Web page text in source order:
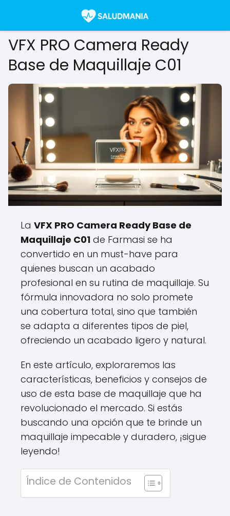
VFX PRO Camera Ready
Base de Maquillaje C01
La VFX PRO Camera Ready Base de
Maquillaje C01 de Farmasi se ha
convertido en un must-have para
quienes buscan un acabado
profesional en su rutina de maquillaje. Su
fórmula innovadora no solo promete
una cobertura total, sino que también
se adapta a diferentes tipos de piel,
ofreciendo un acabado ligero y natural.
En este artículo, exploraremos las
características, beneficios y consejos de
uso de esta base de maquillaje que ha
revolucionado el mercado. Si estás
buscando una opción que te brinde un
maquillaje impecable y duradero, ¡sigue
leyendo!
Índice de Contenidos